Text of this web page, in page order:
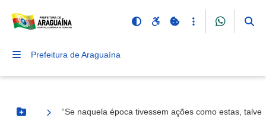
Prefeitura de Araguaína
Botão Menu
“Se naquela época tivessem ações como estas,